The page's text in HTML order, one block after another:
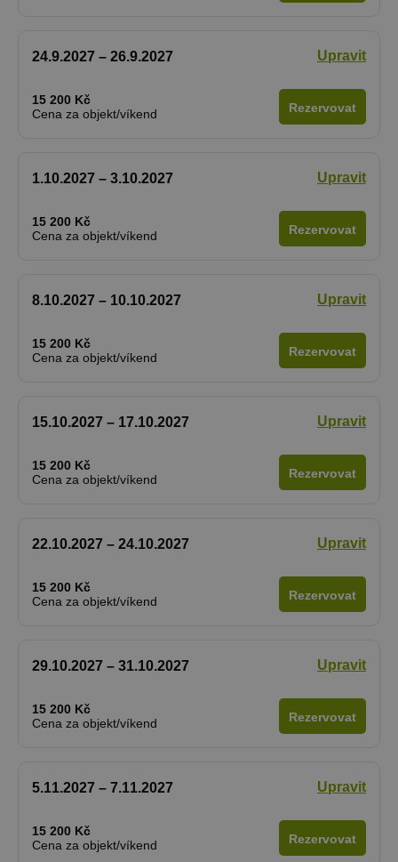
24.9.2027 – 26.9.2027 Upravit
15 200 Kč
Cena za objekt/víkend
Rezervovat
1.10.2027 – 3.10.2027 Upravit
15 200 Kč
Cena za objekt/víkend
Rezervovat
8.10.2027 – 10.10.2027 Upravit
15 200 Kč
Cena za objekt/víkend
Rezervovat
15.10.2027 – 17.10.2027 Upravit
15 200 Kč
Cena za objekt/víkend
Rezervovat
22.10.2027 – 24.10.2027 Upravit
15 200 Kč
Cena za objekt/víkend
Rezervovat
29.10.2027 – 31.10.2027 Upravit
15 200 Kč
Cena za objekt/víkend
Rezervovat
5.11.2027 – 7.11.2027 Upravit
15 200 Kč
Cena za objekt/víkend
Rezervovat